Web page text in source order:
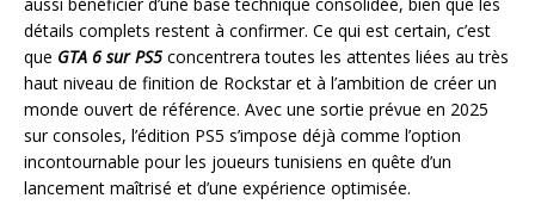
détails complets restent à confirmer. Ce qui est certain, c’est
que GTA 6 sur PS5 concentrera toutes les attentes liées au très
haut niveau de finition de Rockstar et à l’ambition de créer un
monde ouvert de référence. Avec une sortie prévue en 2025
sur consoles, l’édition PS5 s’impose déjà comme l’option
incontournable pour les joueurs tunisiens en quête d’un
lancement maîtrisé et d’une expérience optimisée.